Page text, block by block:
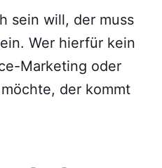
sein will, der muss
Wer hierfür kein
Marketing oder
der kommt